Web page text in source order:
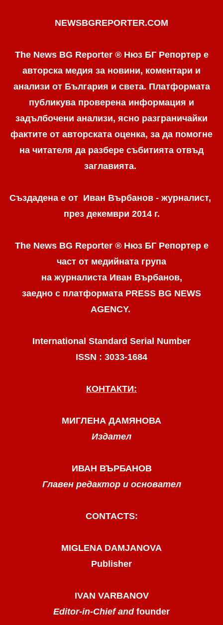
NEWSBGREPORTER.COM
The News BG Reporter ® Нюз БГ Репортер е
авторска медия за новини, коментари и
анализи от България и света. Платформата
публикува проверена информация и
задълбочени анализи, ясно разграничaйки
фактите от авторската оценка, за да помогне
на читателя да разбере събитията отвъд
заглавията.
Създадена е от Иван Върбанов - журналист,
през декември 2014 г.
The News BG Reporter ® Нюз БГ Репортере
част от медийната група
на журналиста Иван Върбанов,
заедно с платформата PRESS BG NEWS
AGENCY.
International Standard Serial Number
ISSN : 3033-1684
КОНТАКТИ:
МИГЛЕНА ДАМЯНОВА
Издател
ИВАН ВЪРБАНОВ
Главен редактор и основател
CONTACTS:
MIGLENA DAMJANOVA
Publisher
IVAN VARBANOV
Editor-in-Chief and founder